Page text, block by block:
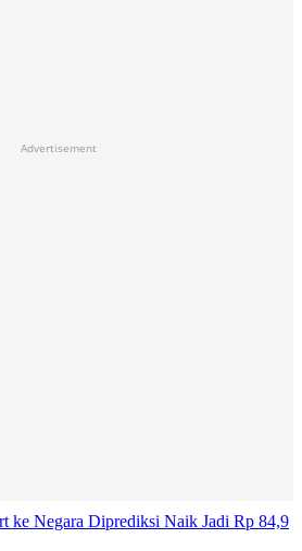
Advertisement
ke Negara Diprediksi Naik Jadi Rp 84,9